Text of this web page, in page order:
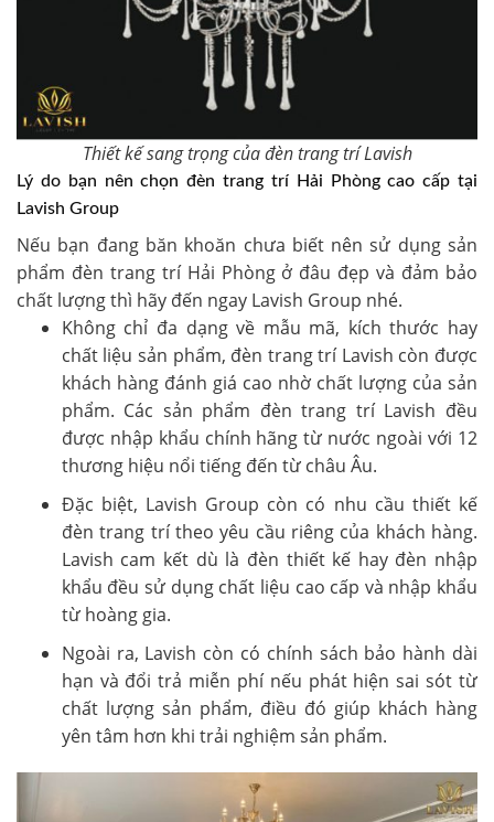
Thiết kế sang trọng của đèn trang trí Lavish
Lý do bạn nên chọn đèn trang trí Hải Phòng cao cấp tại
Lavish Group
Nếu bạn đang băn khoăn chưa biết nên sử dụng sản
phẩm đèn trang trí Hải Phòngở đâu đẹp và đảm bảo
chất lượng thì hãy đến ngay Lavish Group nhé.
Không chỉ đa dạng về mẫu mã, kích thước hay
chất liệu sản phẩm, đèn trang trí Lavish còn được
khách hàng đánh giá cao nhờ chất lượng của sản
phẩm. Các sản phẩm đèn trang trí Lavish đều
được nhập khẩu chính hãng từ nước ngoài với 12
thương hiệu nổi tiếng đến từ châu Âu.
Đặc biệt, Lavish Group còn có nhu cầu thiết kế
đèn trang trí theo yêu cầu riêng của khách hàng.
Lavish cam kết dù là đèn thiết kế hay đèn nhập
khẩu đều sử dụng chất liệu cao cấp và nhập khẩu
từ hoàng gia.
Ngoài ra, Lavish còn có chính sách bảo hành dài
hạn và đổi trả miễn phí nếu phát hiện sai sót từ
chất lượng sản phẩm, điều đó giúp khách hàng
yên tâm hơn khi trải nghiệm sản phẩm.